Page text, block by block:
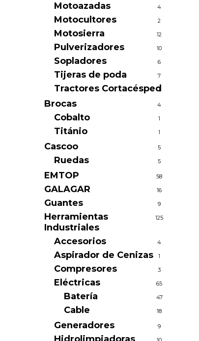
Motoazadas 4
Motocultores 2
Motosierra 12
Pulverizadores 10
Sopladores 6
Tijeras de poda 7
Tractores Cortacésped1
Brocas 4
Cobalto 1
Titánio 1
Cascoo 5
Ruedas 5
EMTOP 58
GALAGAR 16
Guantes 9
Herramientas
Industriales
125
Accesorios 4
Aspirador de Cenizas 1
Compresores 3
Eléctricas 65
Batería 47
Cable 18
Generadores 9